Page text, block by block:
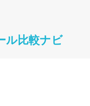
ル比較ナビ